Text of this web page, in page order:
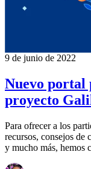
9 de junio de 2022
Nuevo portal
proyecto
Para ofrecer a los
recursos, consejos de
y mucho más, hemos